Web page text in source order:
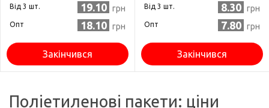
Від 3 шт. 19.10 грн
Опт 18.10 грн
Закінчився
Від 3 шт. 8.30 грн
Опт 7.80 грн
Закінчився
Поліетиленові пакети: ціни